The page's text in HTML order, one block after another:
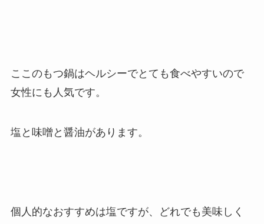
ここのもつ鍋はヘルシーでとても食べやすいので
女性にも人気です。
塩と味噌と醤油があります。
個人的なおすすめは塩ですが、どれでも美味しく